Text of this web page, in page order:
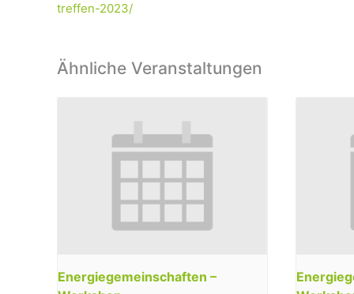
treffen-2023/
Ähnliche Veranstaltungen
Energiegemeinschaften –